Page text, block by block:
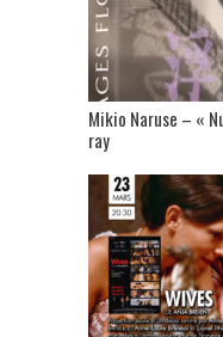
Mikio Naruse – «
ray